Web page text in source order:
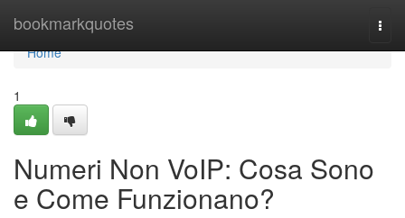
bookmarkquotes
Home
Home
1
Numeri Non VoIP: Cosa Sono
e Come Funzionano?